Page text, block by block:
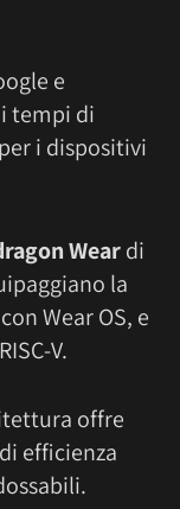
e
tempi di
i dispositivi
Weardi
la
Wear OS, e
V.
offre
efficienza